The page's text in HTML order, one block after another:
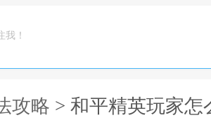
我！
攻略 > 和平精英玩家